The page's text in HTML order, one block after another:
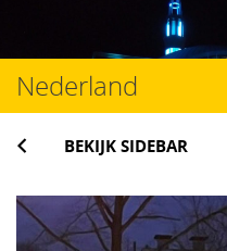
het
inhoud
Nederland
BEKIJK SIDEBAR